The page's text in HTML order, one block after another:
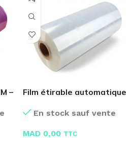
–
Film étirable automatique
En stock sauf vente
MAD 0,00 TTC